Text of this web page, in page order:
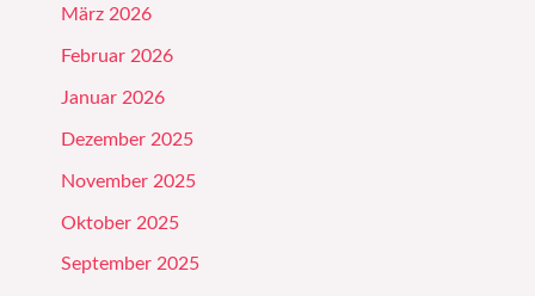
März 2026
Februar 2026
Januar 2026
Dezember 2025
November 2025
Oktober 2025
September 2025